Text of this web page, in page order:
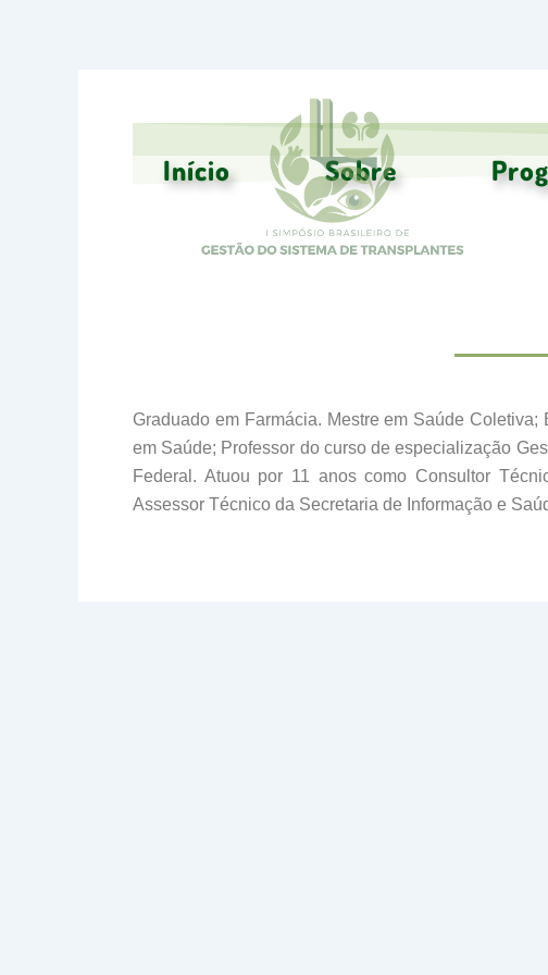
Início Sobre
Graduado em Farmácia. Mestre em Saúde
em Saúde; Professor do curso de especialização
Federal. Atuou por 11 anos como Consultor
Assessor Técnico da Secretaria de Informação e